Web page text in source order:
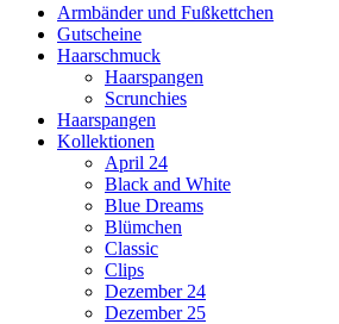
Armbänder und Fußkettchen
Gutscheine
Haarschmuck
Haarspangen
Scrunchies
Haarspangen
Kollektionen
April 24
Black and White
Blue Dreams
Blümchen
Classic
Clips
Dezember 24
Dezember 25